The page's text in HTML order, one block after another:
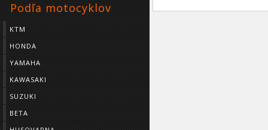
Podľa motocyklov
KTM
HONDA
YAMAHA
KAWASAKI
SUZUKI
BETA